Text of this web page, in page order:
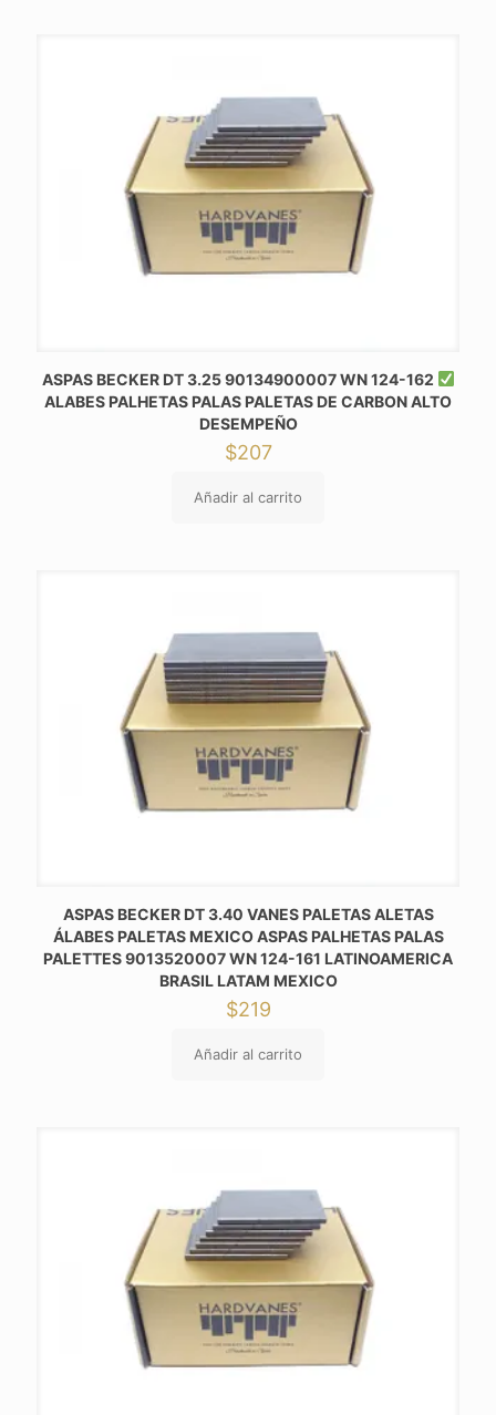
ASPAS BECKER DT 3.25 90134900007 WN 124-162
ALABES PALHETAS PALAS PALETAS DE CARBON ALTO
DESEMPEÑO
$207
Añadir al carrito
ASPAS BECKER DT 3.40 VANES PALETAS ALETAS
ÁLABES PALETAS MEXICO ASPAS PALHETAS PALAS
PALETTES 9013520007 WN 124-161 LATINOAMERICA
BRASIL LATAM MEXICO
$219
Añadir al carrito